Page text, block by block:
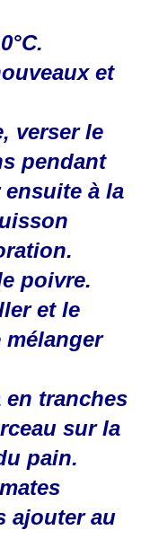
et
verser le
pendant
à la
poivre.
et le
en tranches
sur la
pain.
ajouter au